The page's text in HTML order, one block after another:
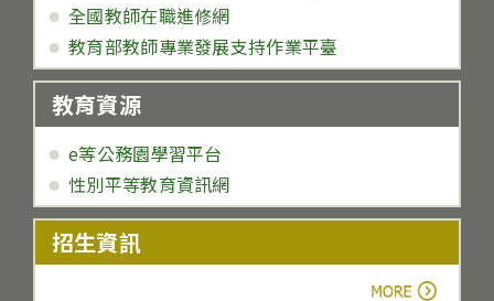
全國教師在職進修網
教育部教師專業發展支持作業平臺
教育資源
e等公務園學習平台
性別平等教育資訊網
招生資訊